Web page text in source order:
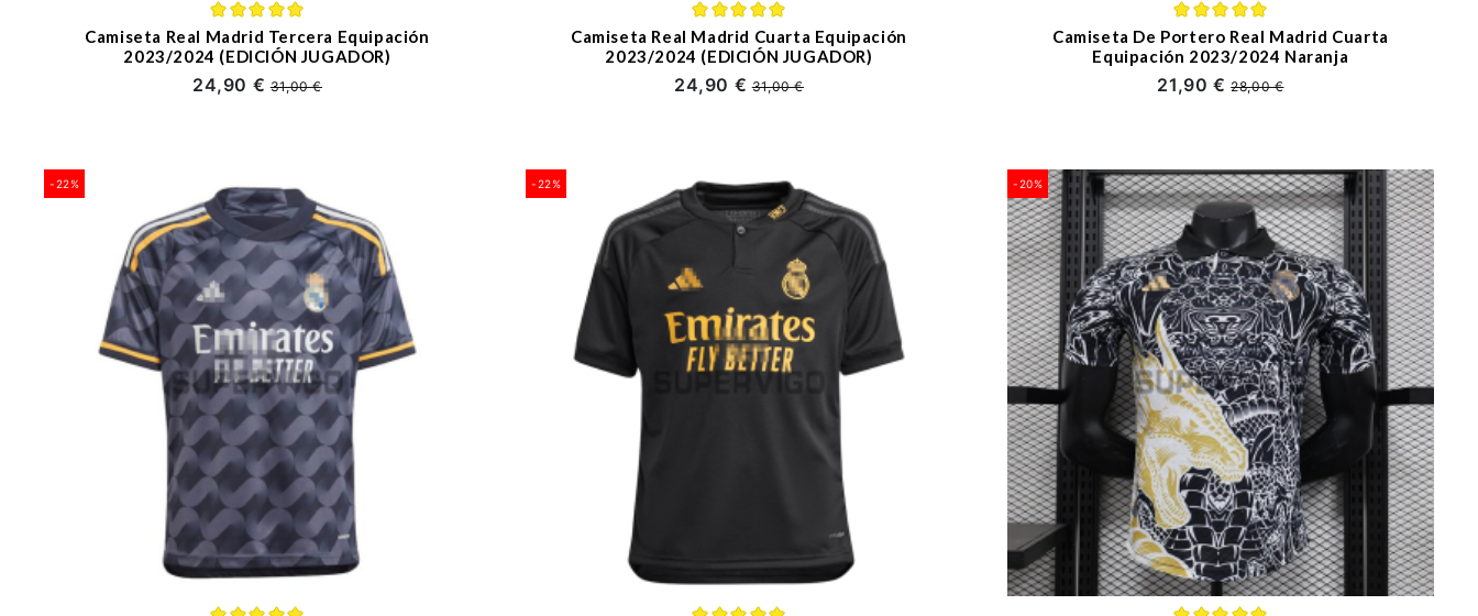
Camiseta Real Madrid Tercera Equipación
2023/2024 (EDICIÓN JUGADOR)
24,90 €31,00 €
Camiseta Real Madrid Cuarta Equipación
2023/2024 (EDICIÓN JUGADOR)
24,90 €31,00 €
Camiseta De Portero Real Madrid Cuarta
Equipación 2023/2024 Naranja
21,90 €28,00 €
-22% -22% -20%